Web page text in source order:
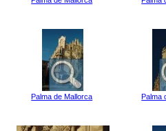
Palma de Mallorca Palma